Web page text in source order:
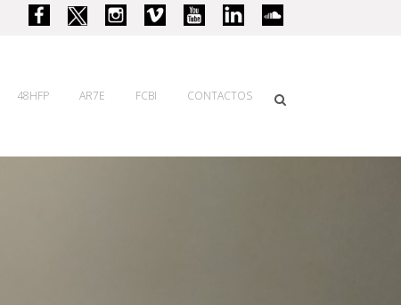
48HFP AR7E FCBI CONTACTOS